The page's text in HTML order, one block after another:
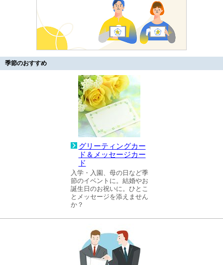
季節のおすすめ
グリーティングカー
ド＆メッセージカー
ド
入学・入園、母の日など季
節のイベントに。結婚やお
誕生日のお祝いに。ひとこ
とメッセージを添えません
か？